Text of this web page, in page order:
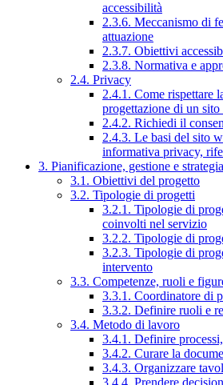
accessibilità
2.3.6. Meccanismo di
attuazione
2.3.7. Obiettivi
2.3.8. Normativa e
2.4. Privacy
2.4.1. Come rispettare
progettazione di un
2.4.2. Richiedi il
2.4.3. Le basi del sito
informativa privacy,
3. Pianificazione, gestione e strategia
3.1. Obiettivi del progetto
3.2. Tipologie di progetti
3.2.1. Tipologie di
coinvolti nel servizio
3.2.2. Tipologie di
3.2.3. Tipologie di
intervento
3.3. Competenze, ruoli e
3.3.1. Coordinatore di
3.3.2. Definire ruoli e
3.4. Metodo di lavoro
3.4.1. Definire
3.4.2. Curare la
3.4.3. Organizzare
3.4.4. Prendere